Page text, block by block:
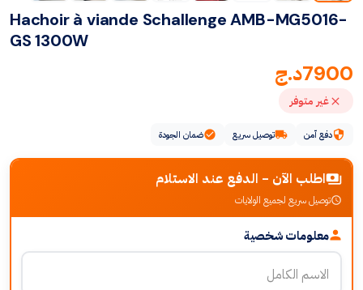
Hachoir à viande Schallenge AMB-MG5016-
GS 1300W
7900د.ج
غير متوفر
دفع آمن توصيل سريع ضمان الجودة
اطلب الآن - الدفع عند الاستلام
توصيل سريع لجميع الولايات
معلومات شخصية